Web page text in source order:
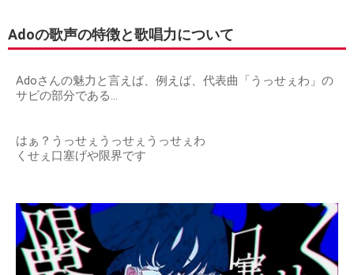
Adoの歌声の特徴と歌唱力について
Adoさんの魅力と言えば、例えば、代表曲「うっせぇわ」の
サビの部分である…
はぁ？うっせぇうっせぇうっせぇわ
くせぇ口塞げや限界です